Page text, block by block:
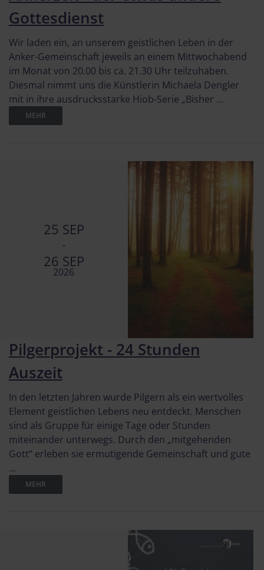
Gottesdienst
Wir laden ein, an unserem geistlichen Leben in der
Anker-Gemeinschaft jeweils an einem Mittwochabend
im Monat von 20.00 bis ca. 21.30 Uhr teilzuhaben.
Diesmal nimmt uns die Künstlerin Michaela Dengler
mit in ihre ausdrucksstarke Hiob-Serie „Bisher ...
MEHR
25 SEP
-
26 SEP
2026
Pilgerprojekt - 24 Stunden
Auszeit
In den letzten Jahren wurde Pilgern als ein wertvolles
Element geistlichen Lebens neu entdeckt. Menschen
sind als Gruppe für einige Tage oder Stunden
miteinander unterwegs. Durch den „mitgehenden
Gott“ erleben sie ermutigende Gemeinschaft und gute
...
MEHR